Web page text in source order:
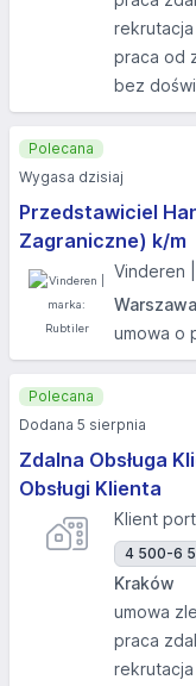
praca od
bez
Przedstawiciel
Zagraniczne) k/m
Vinderen
umowa o
Polecana
Wygasa dzisiaj
Zdalna Obsługa
Obsługi Klienta
Klient
4 500-6
Kraków
umowa
praca
Polecana
Dodana 5 sierpnia